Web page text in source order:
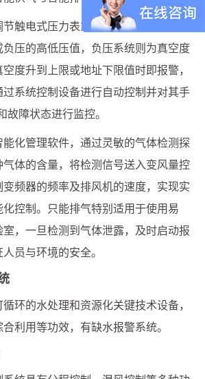
触电式压力表或触点真空表的上、下
压的高低压值，负压系统则为真空度
度升到上限或地址下限值时即报警，
系统控制设备进行自动控制并对其手
障状态进行监控。
化管理软件，通过灵敏的气体检测探
体的含量，将检测信号送入变风量控
频器的频率及排风机的速度，实现实
控制。只能排气特别适用于使用易
，一旦检测到气体泄露，及时启动报
员与环境的安全。
环的水处理和资源化关键技术设备，
利用等功效，有缺水报警系统。